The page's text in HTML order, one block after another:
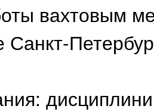
вахтовым
Санкт-